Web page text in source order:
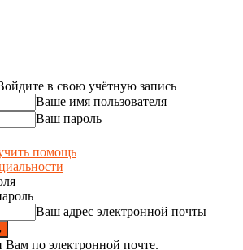
в свою учётную запись
Ваше имя пользователя
Ваш пароль
помощь
Ваш адрес электронной почты
Вам по электронной почте.